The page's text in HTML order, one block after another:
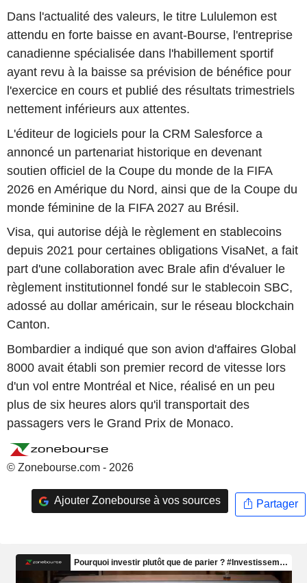
Dans l'actualité des valeurs, le titre Lululemon est
attendu en forte baisse en avant-Bourse, l'entreprise
canadienne spécialisée dans l'habillement sportif
ayant revu à la baisse sa prévision de bénéfice pour
l'exercice en cours et publié des résultats trimestriels
nettement inférieurs aux attentes.
L'éditeur de logiciels pour la CRM Salesforce a
annoncé un partenariat historique en devenant
soutien officiel de la Coupe du monde de la FIFA
2026 en Amérique du Nord, ainsi que de la Coupe du
monde féminine de la FIFA 2027 au Brésil.
Visa, qui autorise déjà le règlement en stablecoins
depuis 2021 pour certaines obligations VisaNet, a fait
part d'une collaboration avec Brale afin d'évaluer le
règlement institutionnel fondé sur le stablecoin SBC,
adossé au dollar américain, sur le réseau blockchain
Canton.
Bombardier a indiqué que son avion d'affaires Global
8000 avait établi son premier record de vitesse lors
d'un vol entre Montréal et Nice, réalisé en un peu
plus de six heures alors qu'il transportait des
passagers vers le Grand Prix de Monaco.
© Zonebourse.com - 2026
Ajouter Zonebourse à vos sources Partager